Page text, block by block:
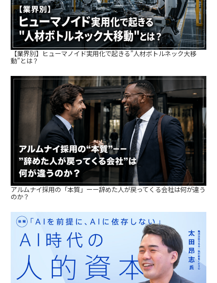
【業界別】ヒューマノイド実用化で起きる”人材ボトルネック大移
動”とは？
アルムナイ採用の「本質」ーー辞めた人が戻ってくる会社は何が違う
のか？